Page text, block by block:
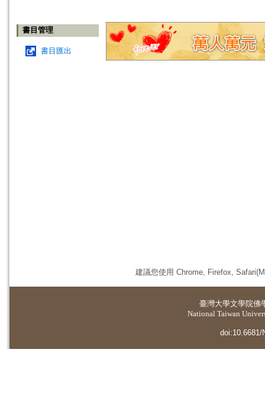
書目管理
書目匯出
建議您使用 Chrome, Firefox,
臺灣大學文學院佛
National Taiwan
doi:10.6681/